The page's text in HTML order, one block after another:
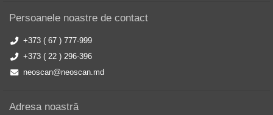
Persoanele noastre de contact
+373 ( 67 ) 777-999
+373 ( 22 ) 296-396
neoscan@neoscan.md
Adresa noastră